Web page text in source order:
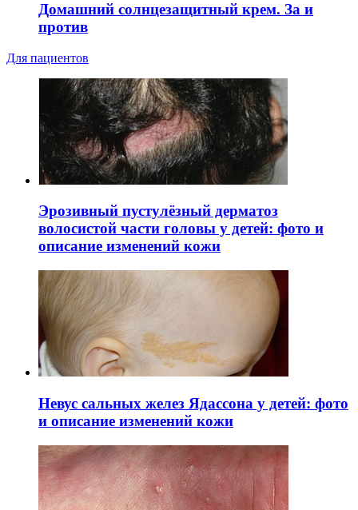
Домашний солнцезащитный крем. За и
против
Для пациентов
Эрозивный пустулёзный дерматоз
волосистой части головы у детей: фото и
описание изменений кожи
Невус сальных желез Ядассона у детей: фото
и описание изменений кожи